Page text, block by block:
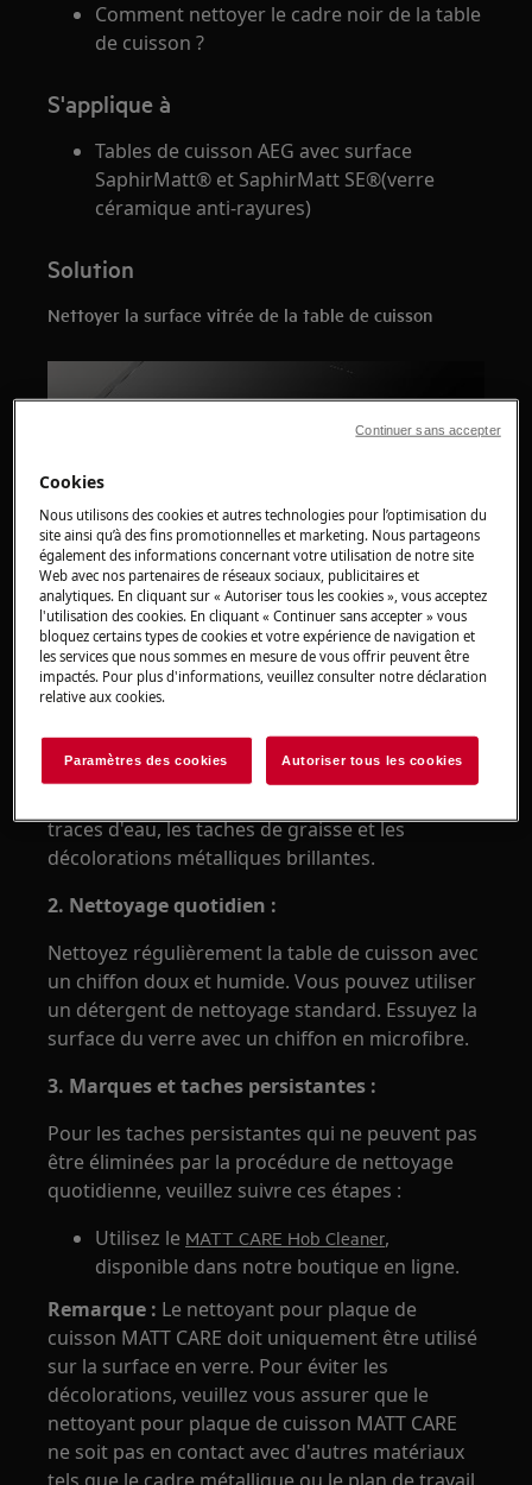
Comment nettoyer le cadre noir de la table
de cuisson ?
S'applique à
Tables de cuisson AEG avec surface
SaphirMatt® et SaphirMatt SE®(verre
céramique anti-rayures)
Solution
Nettoyer la surface vitrée de la table de cuisson
1. Différents types de salissures :
Retirez immédiatement : le plastique fondu, le
film plastique, le sel, le sucre et les aliments
contenant du sucre, sinon la saleté peut
endommager la table de cuisson. Faites
Retirez lorsque la table de cuisson est
traces d'eau, les taches de graisse et les
décolorations métalliques brillantes.
2. Nettoyage quotidien :
Nettoyez régulièrement la table de cuisson avec
un chiffon doux et humide. Vous pouvez utiliser
un détergent de nettoyage standard. Essuyez la
surface du verre avec un chiffon en microfibre.
3. Marques et taches persistantes :
Pour les taches persistantes qui ne peuvent pas
être éliminées par la procédure de nettoyage
quotidienne, veuillez suivre ces étapes :
Utilisez le MATT CARE Hob Cleaner,
disponible dans notre boutique en ligne.
Remarque : Le nettoyant pour plaque de
cuisson MATT CARE doit uniquement être utilisé
sur la surface en verre. Pour éviter les
décolorations, veuillez vous assurer que le
nettoyant pour plaque de cuisson MATT CARE
ne soit pas en contact avec d'autres matériaux
Cookies
Nous utilisons des cookies et autres technologies pour l’optimisation du
site ainsi qu’à des fins promotionnelles et marketing. Nous partageons
également des informations concernant votre utilisation de notre site
Web avec nos partenaires de réseaux sociaux, publicitaires et
analytiques. En cliquant sur « Autoriser tous les cookies », vous acceptez
l'utilisation des cookies. En cliquant « Continuer sans accepter » vous
bloquez certains types de cookies et votre expérience de navigation et
les services que nous sommes en mesure de vous offrir peuvent être
impactés. Pour plus d'informations, veuillez consulter notre déclaration
relative aux cookies.
Paramètres des cookies Autoriser tous les cookies
Continuer sans accepter